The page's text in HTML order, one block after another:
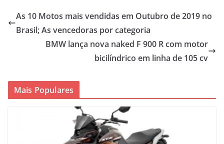
As 10 Motos mais vendidas em Outubro de 2019 no
Brasil; As vencedoras por categoria
BMW lança nova naked F 900 R com motor
bicilíndrico em linha de 105 cv
Mais Populares